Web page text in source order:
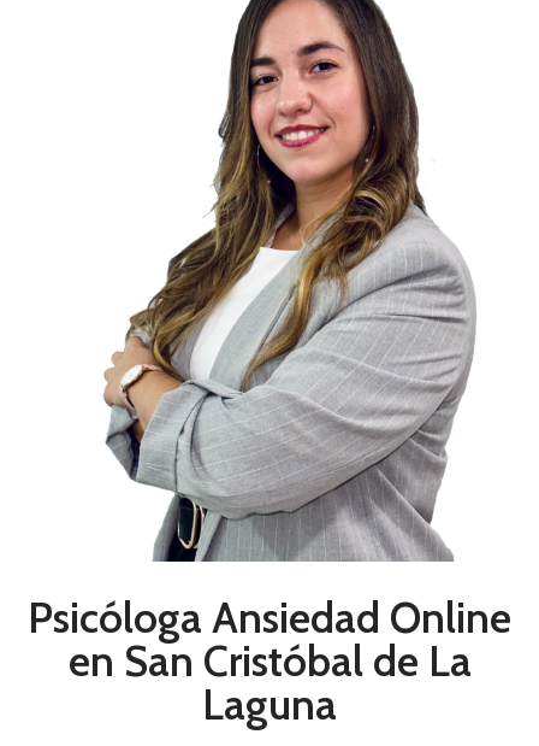
Psicóloga Ansiedad Online
en San Cristóbal de La
Laguna